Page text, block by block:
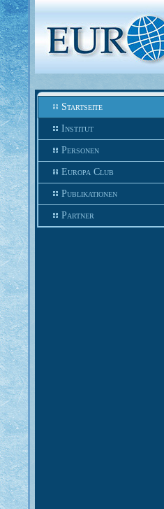
Startseite
Institut
Personen
Europa Club
Publikationen
Partner